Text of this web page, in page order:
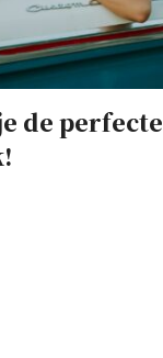
de perfecte